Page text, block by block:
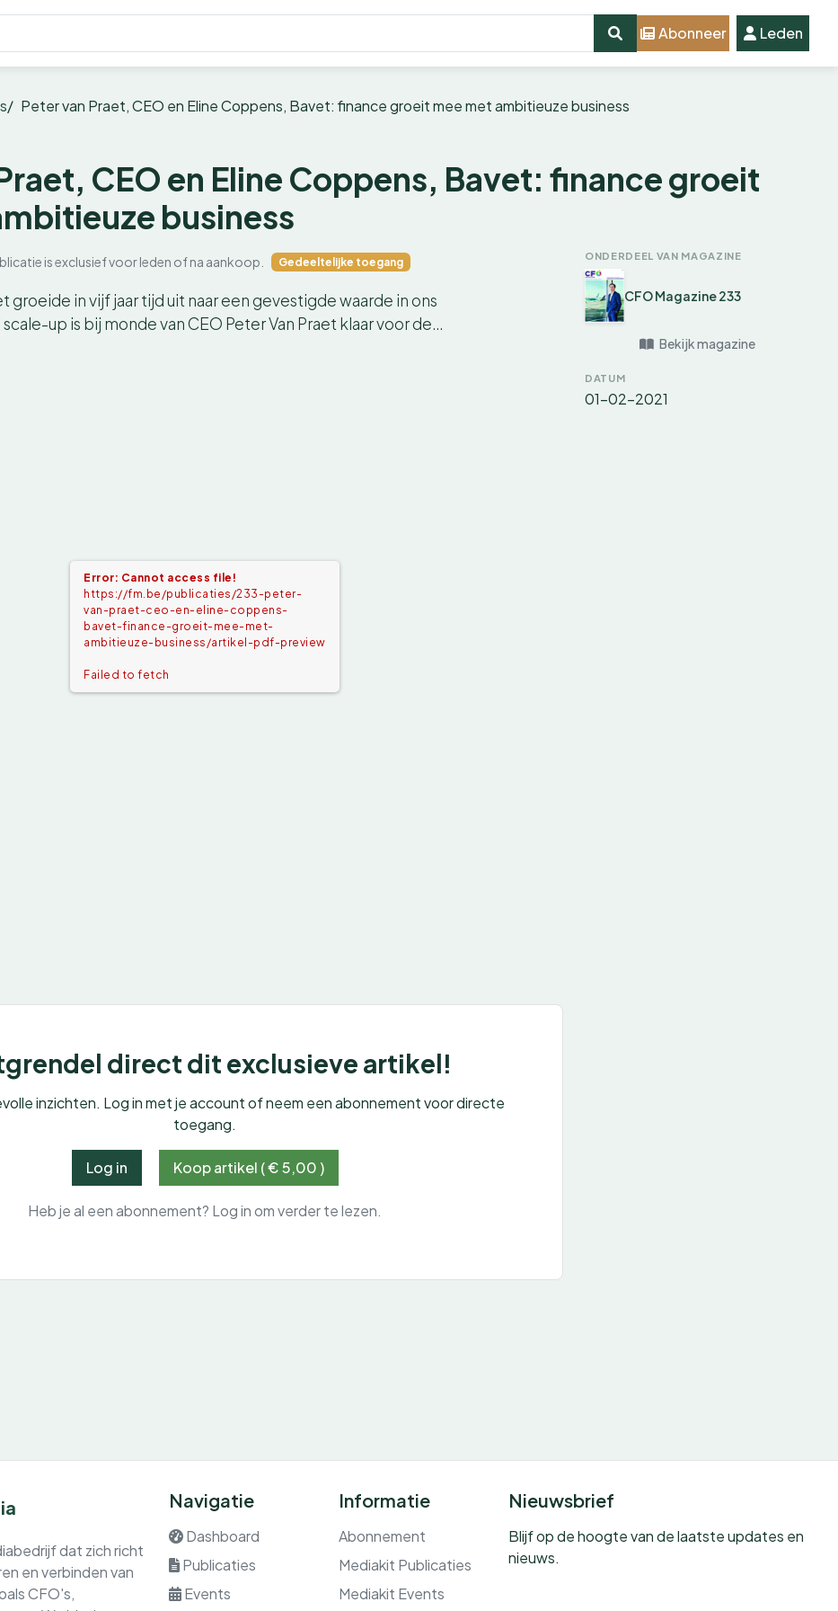
Abonneer Leden
Peter van Praet, CEO en Eline Coppens, Bavet: finance groeit mee met ambitieuze business
CEO en Eline Coppens, Bavet: finance groeit
business
is exclusief voor leden of na aankoop. Gedeeltelijke toegang
in vijf jaar tijd uit naar een gevestigde waarde in ons
up is bij monde van CEO Peter Van Praet klaar voor de…
Error: Cannot access file!
https://fm.be/publicaties/233-peter-
van-praet-ceo-en-eline-coppens-
bavet-finance-groeit-mee-met-
ambitieuze-business/artikel-pdf-preview
Failed to fetch
direct dit exclusieve artikel!
inzichten. Log in met je account of neem een abonnement voor directe
toegang.
Log in Koop artikel ( € 5,00 )
Heb je al een abonnement? Log in om verder te lezen.
ONDERDEEL VAN MAGAZINE
CFO Magazine 233
Bekijk magazine
DATUM
01-02-2021
dat zich richt
en verbinden van
CFO's,
Navigatie
Dashboard
Publicaties
Events
Informatie
Abonnement
Mediakit Publicaties
Mediakit Events
Nieuwsbrief
Blijf op de hoogte van de laatste updates en
nieuws.